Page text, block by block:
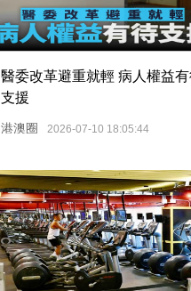
醫委改革避重就輕 病人權益
支援
港澳圈 2026-07-10 18:05:44